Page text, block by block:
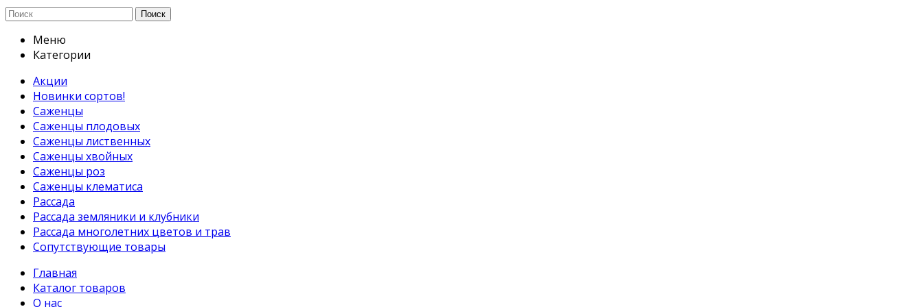
Поиск
Меню
Категории
Акции
Новинки сортов!
Саженцы
Саженцы плодовых
Саженцы лиственных
Саженцы хвойных
Саженцы роз
Саженцы клематиса
Рассада
Рассада земляники и клубники
Рассада многолетних цветов и трав
Сопутствующие товары
Главная
Каталог товаров
О нас